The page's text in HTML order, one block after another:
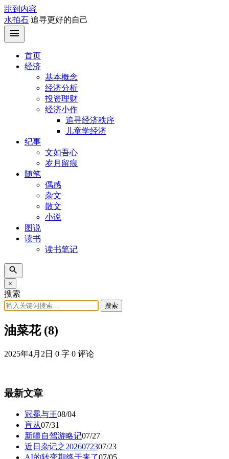
跳到内容
水拍石 追寻更好的自己
首页
经济
基本概念
经济分析
投资理财
经济小作
追寻经济秩序
儿童学经济
纪事
文如吾心
岁月留痕
随笔
偶感
杂文
散文
小说
图说
读书
读书笔记
×
搜索
搜索
油菜花 (8)
2025年4月2日 0 字 0 评论
最新文章
冠冕与王08/04
盲从07/31
新疆自驾游略记07/27
近日杂记之2026072307/23